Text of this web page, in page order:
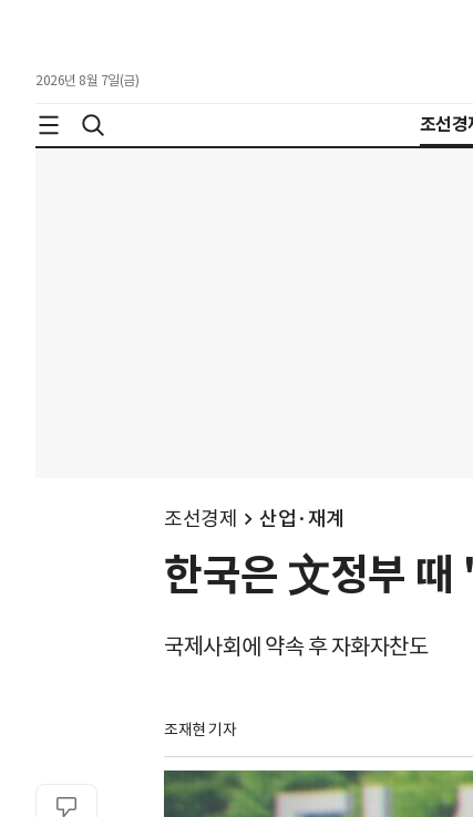
2026년 8월 7일(금)
조선경
조선경제 산업·재계
한국은 文정부
국제사회에 약속 후 자화자찬도
조재현 기자